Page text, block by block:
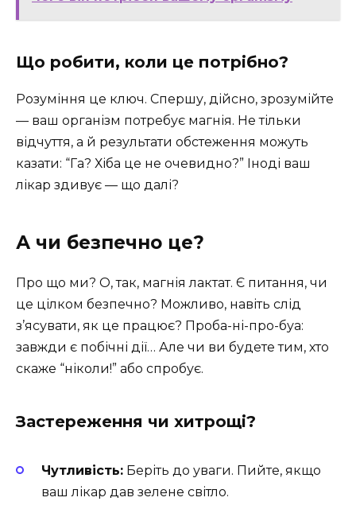
Що робити, коли це потрібно?
Розуміння це ключ. Спершу, дійсно, зрозумійте
— ваш організм потребує магнія. Не тільки
відчуття, а й результати обстеження можуть
казати: “Га? Хіба це не очевидно?” Іноді ваш
лікар здивує — що далі?
А чи безпечно це?
Про що ми? О, так, магнія лактат. Є питання, чи
це цілком безпечно? Можливо, навіть слід
з’ясувати, як це працює? Проба-ні-про-буа:
завжди є побічні дії… Але чи ви будете тим, хто
скаже “ніколи!” або спробує.
Застереження чи хитрощі?
Чутливість: Беріть до уваги. Пийте, якщо
ваш лікар дав зелене світло.